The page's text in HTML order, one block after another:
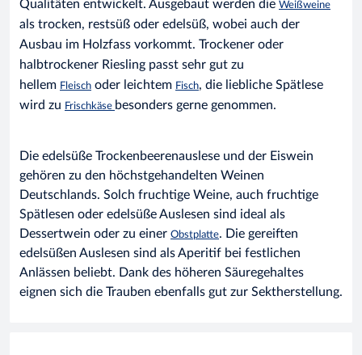
Qualitäten entwickelt. Ausgebaut werden die Weißweine
als trocken, restsüß oder edelsüß, wobei auch der
Ausbau im Holzfass vorkommt. Trockener oder
halbtrockener Riesling passt sehr gut zu
hellem Fleisch oder leichtem Fisch, die liebliche Spätlese
wird zu Frischkäse besonders gerne genommen.
Die edelsüße Trockenbeerenauslese und der Eiswein
gehören zu den höchstgehandelten Weinen
Deutschlands. Solch fruchtige Weine, auch fruchtige
Spätlesen oder edelsüße Auslesen sind ideal als
Dessertwein oder zu einer Obstplatte. Die gereiften
edelsüßen Auslesen sind als Aperitif bei festlichen
Anlässen beliebt. Dank des höheren Säuregehaltes
eignen sich die Trauben ebenfalls gut zur Sektherstellung.